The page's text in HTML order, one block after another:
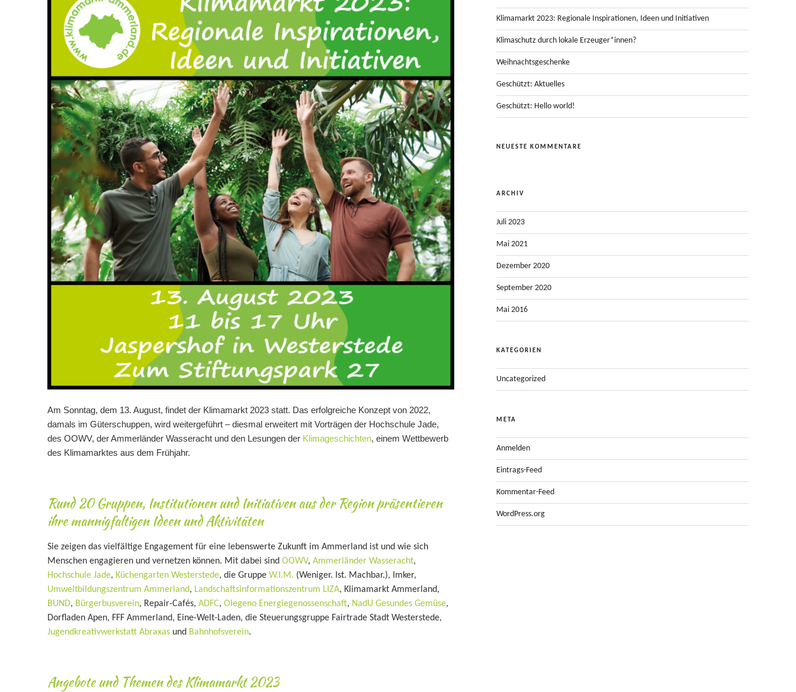
Am Sonntag, dem 13. August, findet der Klimamarkt 2023 statt. Das erfolgreiche Konzept von 2022,
damals im Güterschuppen, wird weitergeführt – diesmal erweitert mit Vorträgen der Hochschule Jade,
des OOWV, der Ammerländer Wasseracht und den Lesungen der Klimageschichten, einem Wettbewerb
des Klimamarktes aus dem Frühjahr.
Rund 20 Gruppen, Institutionen und Initiativen aus der Region präsentieren
ihre mannigfaltigen Ideen und Aktivitäten
Sie zeigen das vielfältige Engagement für eine lebenswerte Zukunft im Ammerland ist und wie sich
Menschen engagieren und vernetzen können. Mit dabei sind OOWV, Ammerländer Wasseracht,
Hochschule Jade, Küchengarten Westerstede, die Gruppe W.I.M. (Weniger. Ist. Machbar.), Imker,
Umweltbildungszentrum Ammerland, Landschaftsinformationszentrum LIZA, Klimamarkt Ammerland,
BUND, Bürgerbusverein, Repair-Cafés, ADFC, Olegeno Energiegenossenschaft, NadU Gesundes Gemüse,
Dorfladen Apen, FFF Ammerland, Eine-Welt-Laden, die Steuerungsgruppe Fairtrade Stadt Westerstede,
Jugendkreativwerkstatt Abraxas und Bahnhofsverein.
Angebote und Themen des Klimamarkt 2023
Klimamarkt 2023: Regionale Inspirationen, Ideen und Initiativen
Klimaschutz durch lokale Erzeuger*innen?
Weihnachtsgeschenke
Geschützt: Aktuelles
Geschützt: Hello world!
NEUESTE KOMMENTARE
ARCHIV
Juli 2023
Mai 2021
Dezember 2020
September 2020
Mai 2016
KATEGORIEN
Uncategorized
META
Anmelden
Eintrags-Feed
Kommentar-Feed
WordPress.org